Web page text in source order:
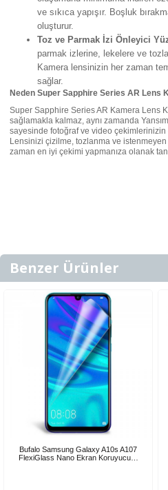
ve sıkıca yapışır. Boşluk
oluşturur.
Toz ve Parmak İzi Önleyici
parmak izlerine, lekelere ve
Kamera lensinizin her zaman
sağlar.
Neden Super Sapphire Series AR Lens
Super Sapphire Series AR Kamera Lens
sağlamakla kalmaz, aynı zamanda
sayesinde fotoğraf ve video çekimlerinizin
Lensinizi çizilme, tozlanma ve
zaman en iyi çekimi yapmanıza olanak
Benzer Ürünler
Bufalo Samsung Galaxy A10s A107
FlexiGlass Nano Ekran Koruyucu…